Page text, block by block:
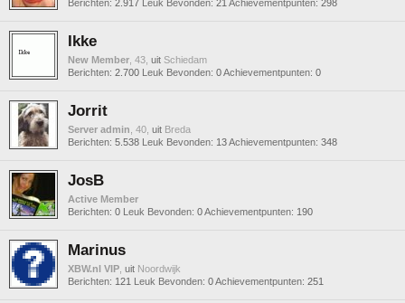
Berichten: 2.917 Leuk Bevonden: 21 Achievementpunten: 298
Ikke
New Member , 43, uit Schiedam
Berichten: 2.700 Leuk Bevonden: 0Achievementpunten: 0
Jorrit
Server admin , 40, uit Breda
Berichten: 5.538 Leuk Bevonden: 13Achievementpunten: 348
JosB
Active Member
Berichten: 0 Leuk Bevonden: 0Achievementpunten: 190
Marinus
XBW.nl VIP uit Noordwijk
Berichten: 121 Leuk Bevonden: 0Achievementpunten: 251